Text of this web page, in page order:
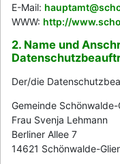
E-Mail:
WWW: http://
2. Name und
Der/die
Gemeinde Schönwalde-
Frau Svenja Lehmann
Berliner Allee 7
14621 Schönwalde-